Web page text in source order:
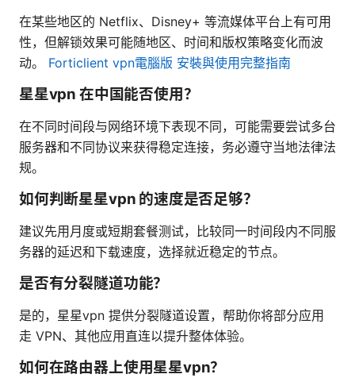
在某些地区的 Netflix、Disney+ 等流媒体平台上有可用
性，但解锁效果可能随地区、时间和版权策略变化而波
动。 Forticlient vpn電腦版 安裝與使用完整指南
星星vpn 在中国能否使用？
在不同时间段与网络环境下表现不同，可能需要尝试多台
服务器和不同协议来获得稳定连接，务必遵守当地法律法
规。
如何判断星星vpn 的速度是否足够？
建议先用月度或短期套餐测试，比较同一时间段内不同服
务器的延迟和下载速度，选择就近稳定的节点。
是否有分裂隧道功能？
是的，星星vpn 提供分裂隧道设置，帮助你将部分应用
走 VPN、其他应用直连以提升整体体验。
如何在路由器上使用星星vpn？